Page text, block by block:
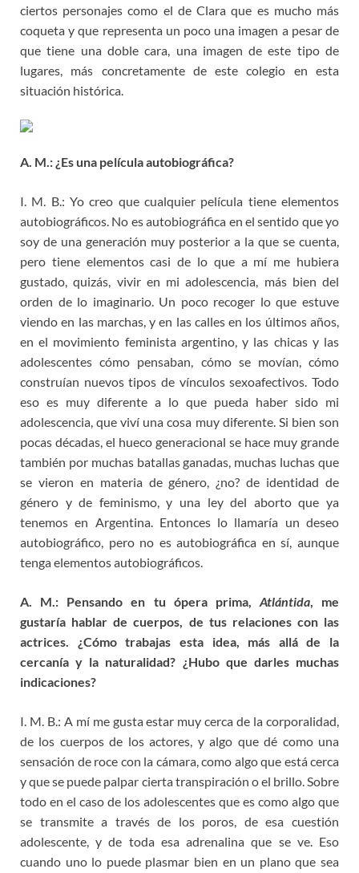
ciertos personajes como el de Clara que es mucho más
coqueta y que representa un poco una imagen a pesar de
que tiene una doble cara, una imagen de este tipo de
lugares, más concretamente de este colegio en esta
situación histórica.
A. M.: ¿Es una película autobiográfica?
I. M. B.: Yo creo que cualquier película tiene elementos
autobiográficos. No es autobiográfica en el sentido que yo
soy de una generación muy posterior a la que se cuenta,
pero tiene elementos casi de lo que a mí me hubiera
gustado, quizás, vivir en mi adolescencia, más bien del
orden de lo imaginario. Un poco recoger lo que estuve
viendo en las marchas, y en las calles en los últimos años,
en el movimiento feminista argentino, y las chicas y las
adolescentes cómo pensaban, cómo se movían, cómo
construían nuevos tipos de vínculos sexoafectivos. Todo
eso es muy diferente a lo que pueda haber sido mi
adolescencia, que viví una cosa muy diferente. Si bien son
pocas décadas, el hueco generacional se hace muy grande
también por muchas batallas ganadas, muchas luchas que
se vieron en materia de género, ¿no? de identidad de
género y de feminismo, y una ley del aborto que ya
tenemos en Argentina. Entonces lo llamaría un deseo
autobiográfico, pero no es autobiográfica en sí, aunque
tenga elementos autobiográficos.
A. M.: Pensando en tu ópera prima, Atlántida, me
gustaría hablar de cuerpos, de tus relaciones con las
actrices. ¿Cómo trabajas esta idea, más allá de la
cercanía y la naturalidad? ¿Hubo que darles muchas
indicaciones?
I. M. B.: A mí me gusta estar muy cerca de la corporalidad,
de los cuerpos de los actores, y algo que dé como una
sensación de roce con la cámara, como algo que está cerca
y que se puede palpar cierta transpiración o el brillo. Sobre
todo en el caso de los adolescentes que es como algo que
se transmite a través de los poros, de esa cuestión
adolescente, y de toda esa adrenalina que se ve. Eso
cuando uno lo puede plasmar bien en un plano que sea